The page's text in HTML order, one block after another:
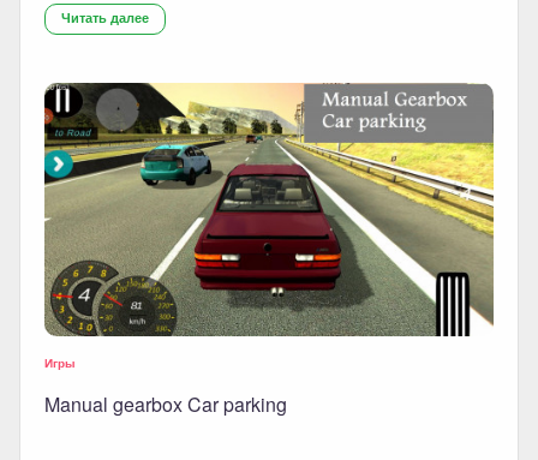
Читать далее
Игры
Manual gearbox Car parking